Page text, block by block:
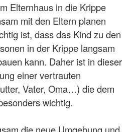
Elternhaus in die Krippe
mit den Eltern planen
ist, dass das Kind zu den
in der Krippe langsam
kann. Daher ist in dieser
einer vertrauten
Vater, Oma…) die dem
wichtig.